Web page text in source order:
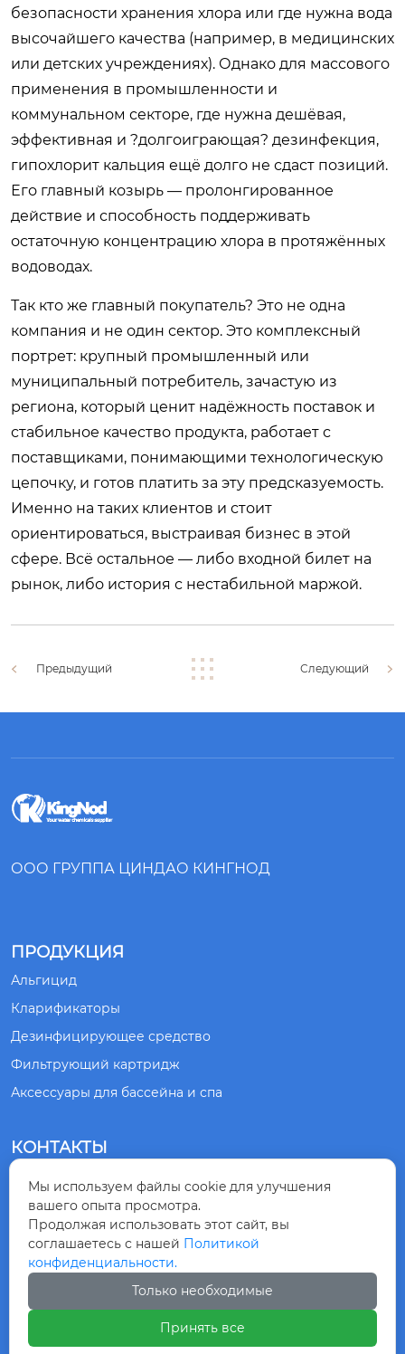
безопасности хранения хлора или где нужна вода
высочайшего качества (например, в медицинских
или детских учреждениях). Однако для массового
применения в промышленности и
коммунальном секторе, где нужна дешёвая,
эффективная и ?долгоиграющая? дезинфекция,
гипохлорит кальция ещё долго не сдаст позиций.
Его главный козырь — пролонгированное
действие и способность поддерживать
остаточную концентрацию хлора в протяжённых
водоводах.
Так кто же главный покупатель? Это не одна
компания и не один сектор. Это комплексный
портрет: крупный промышленный или
муниципальный потребитель, зачастую из
региона, который ценит надёжность поставок и
стабильное качество продукта, работает с
поставщиками, понимающими технологическую
цепочку, и готов платить за эту предсказуемость.
Именно на таких клиентов и стоит
ориентироваться, выстраивая бизнес в этой
сфере. Всё остальное — либо входной билет на
рынок, либо история с нестабильной маржой.
Предыдущий Следующий
ООО ГРУППА ЦИНДАО КИНГНОД
ПРОДУКЦИЯ
Альгицид
Кларификаторы
Дезинфицирующее средство
Фильтрующий картридж
Аксессуары для бассейна и спа
КОНТАКТЫ

ПРОВИНЦИЯ ШАНЬДУН, КИТАЙ
 +86-532-83875218
+8615863099230
Мы используем файлы cookie для улучшения
вашего опыта просмотра.
Продолжая использовать этот сайт, вы
соглашаетесь с нашей Политикой
конфиденциальности.
Только необходимые
Принять все